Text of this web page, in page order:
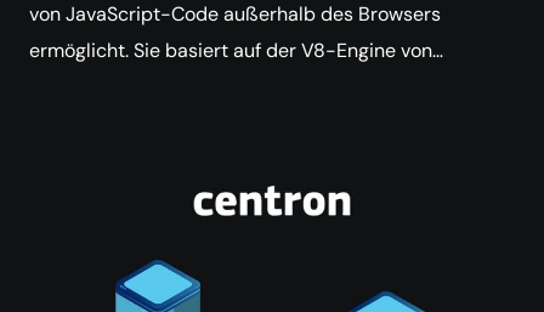
von JavaScript-Code außerhalb des Browsers
ermöglicht. Sie basiert auf der V8-Engine von…